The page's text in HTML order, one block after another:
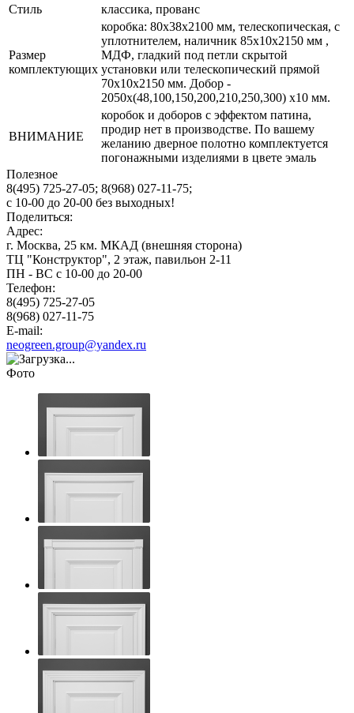
Стиль
классика, прованс
Размер
комплектующих
коробка: 80x38x2100 мм, телескопическая, с
уплотнителем, наличник 85x10x2150 мм ,
МДФ, гладкий под петли скрытой
установки или телескопический прямой
70x10х2150 мм. Добор -
2050х(48,100,150,200,210,250,300) х10 мм.
ВНИМАНИЕ
коробок и доборов с эффектом патина,
продир нет в производстве. По вашему
желанию дверное полотно комплектуется
погонажными изделиями в цвете эмаль
Полезное
8(495) 725-27-05; 8(968) 027-11-75;
с 10-00 до 20-00 без выходных!
Поделиться:
Адрес:
г. Москва, 25 км. МКАД (внешняя сторона)
ТЦ "Конструктор", 2 этаж, павильон 2-11
ПН - ВС с 10-00 до 20-00
Телефон:
8(495) 725-27-05
8(968) 027-11-75
E-mail:
neogreen.group@yandex.ru
Фото